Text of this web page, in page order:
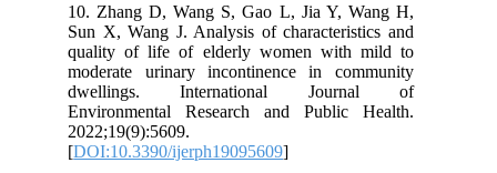
10. Zhang D, Wang S, Gao L, Jia Y, Wang H,
Sun X, Wang J. Analysis of characteristics and
quality of life of elderly women with mild to
moderate urinary incontinence in community
dwellings. International Journal of
Environmental Research and Public Health.
2022;19(9):5609.
[DOI:10.3390/ijerph19095609